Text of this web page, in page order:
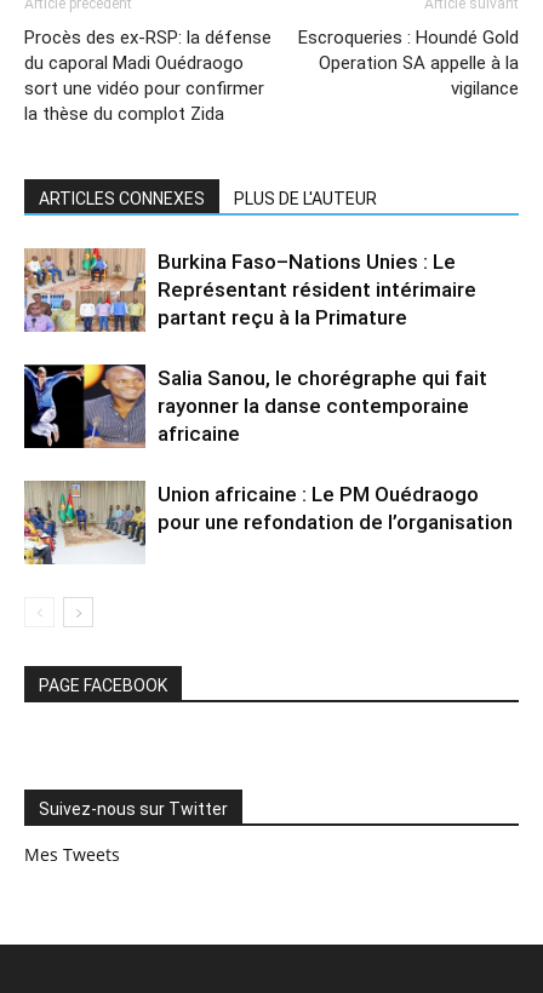
Article précédent
Procès des ex-RSP: la défense
du caporal Madi Ouédraogo
sort une vidéo pour confirmer
la thèse du complot Zida
Article suivant
Escroqueries : Houndé Gold
Operation SA appelle à la
vigilance
ARTICLES CONNEXES PLUS DE L'AUTEUR
Burkina Faso–Nations Unies : Le
Représentant résident intérimaire
partant reçu à la Primature
Salia Sanou, le chorégraphe qui fait
rayonner la danse contemporaine
africaine
Union africaine : Le PM Ouédraogo
pour une refondation de l’organisation
PAGE FACEBOOK
Suivez-nous sur Twitter
Mes Tweets